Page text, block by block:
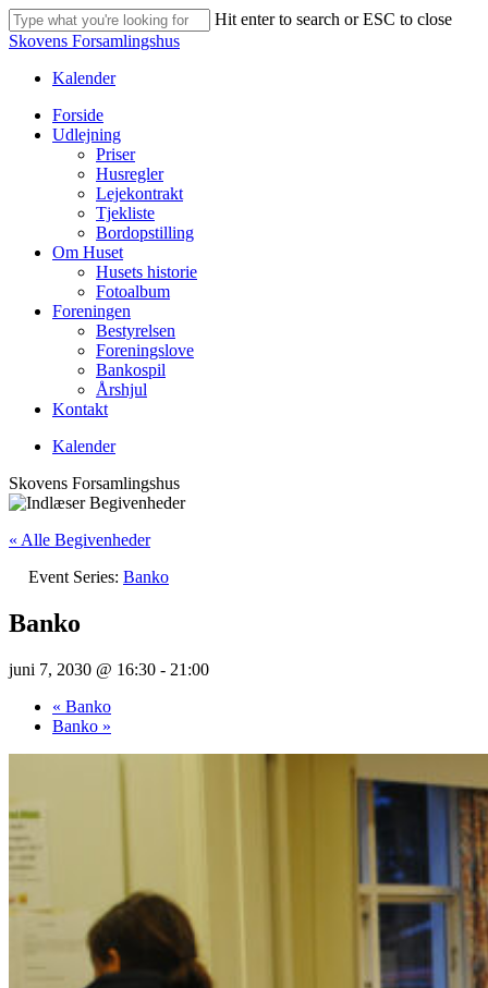
Skip
to
content
Hit enter to search or ESC to close
Close
Skovens Forsamlingshus
Kalender
Menu
Forside
Udlejning
Priser
Husregler
Lejekontrakt
Tjekliste
Bordopstilling
Om Huset
Husets historie
Fotoalbum
Foreningen
Bestyrelsen
Foreningslove
Bankospil
Årshjul
Kontakt
Kalender
Skovens Forsamlingshus
« Alle Begivenheder
Event Series: Banko
Banko
juni 7, 2030 @ 16:30 - 21:00
« Banko
Banko »